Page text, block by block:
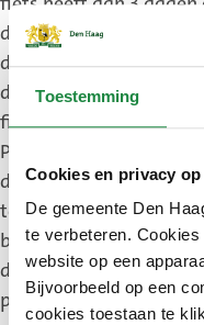
Toestemming
Cookies en privacy
De gemeente Den
te verbeteren.
website op een
Bijvoorbeeld op een
cookies toestaan te
de fiets wel wordt
door het label van de
daarna mogen wij de
fietsdepot brengen. Dit
Plaatselijke
daarmee juridisch
tegen betaling van €
bij het fietsdepot in de
dan worden ze
partij.’